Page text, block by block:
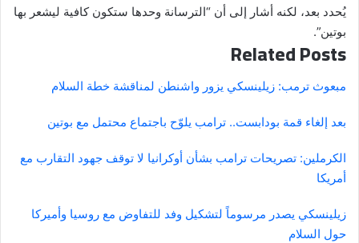
يُحدد بعد، لكنه أشار إلى أن “الترسانة وحدها ستكون كافية ليشعر بها
بوتين”.
Related Posts
مبعوث ترمب: زيلينسكي يزور واشنطن لمناقشة خطة السلام
بعد إلغاء قمة بودابست.. ترامب يلوّح باجتماع محتمل مع بوتين
الكرملين: تصريحات ترامب بشأن أوكرانيا لا توقف جهود التقارب مع
أمريكا
زيلينسكي يصدر مرسوماً لتشكيل وفد للتفاوض مع روسيا وأميركا
حول السلام